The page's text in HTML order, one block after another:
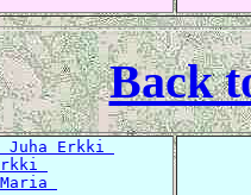
Back
Juha Erkki